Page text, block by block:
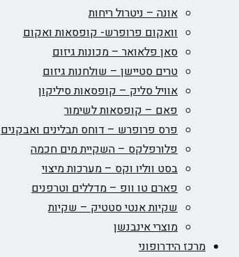
אונה – ניטרול ריחות
וואקום פרופרש- קופסאות ואקום
סאן פלאואר – מכונות גיזום
טרים סטיישן – שולחנות גיזום
אוויל סליק – קופסאות סיליקון
פאם – קופסאות לשימור
פרס פרופרש – דוחס תבלינים ואבקנים
פלורפלקס – השקיית מים חכמה
בסט ווליו וקס – מערכות מיצוי
פארם טו וופ – מדללים וטרפנים
שקיות אנטי סטטיק – שקיות
מוצרי אינבנשן
מרכז הידרופוני